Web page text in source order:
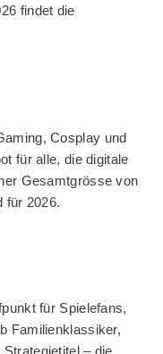
findet die
Cosplay und
für alle, die digitale
Gesamtgrösse von
für 2026.
für Spielefans,
Familienklassiker,